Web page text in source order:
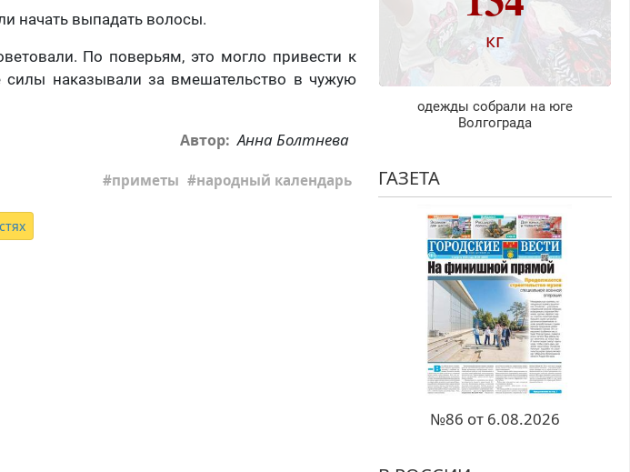
начать выпадать волосы.
По поверьям, это могло привести к
силы наказывали за вмешательство в чужую
Автор: Анна Болтнева
приметы народный календарь
кг
одежды собрали на юге
Волгограда
ГАЗЕТА
№86 от 6.08.2026